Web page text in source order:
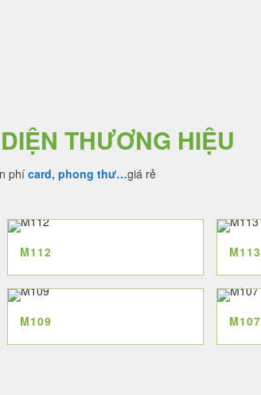
THƯƠNG HIỆU
phí card, phong thư…giá rẻ
M112 M113
M109 M107